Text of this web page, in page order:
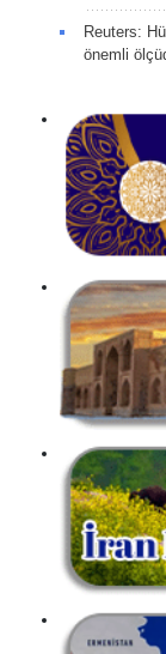
Reuters:
önemli